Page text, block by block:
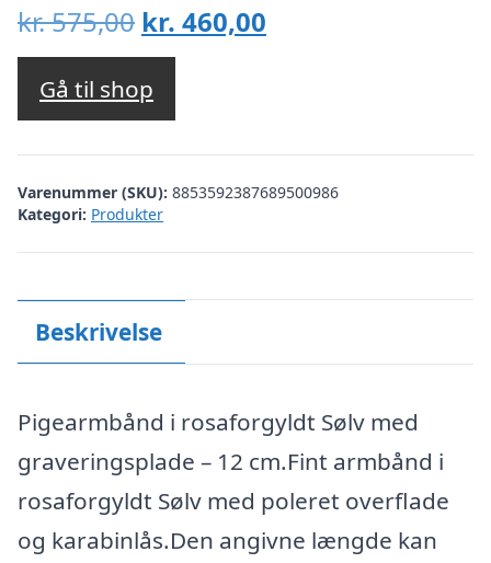
kr.575,00 Den
oprindelige
pris
var:
kr. 575,00.
kr. 460,00
kr. 460,00.
Gå til shop
Varenummer (SKU): 8853592387689500986
Kategori: Produkter
Beskrivelse
Pigearmbånd i rosaforgyldt Sølv med
graveringsplade – 12 cm.Fint armbånd i
rosaforgyldt Sølv med poleret overflade
og karabinlås.Den angivne længde kan